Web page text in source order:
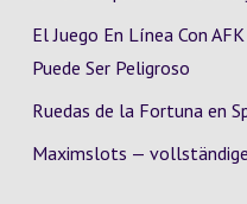
El Juego En Línea Con
Puede Ser Peligroso
Ruedas de la Fortuna en
Maximslots —